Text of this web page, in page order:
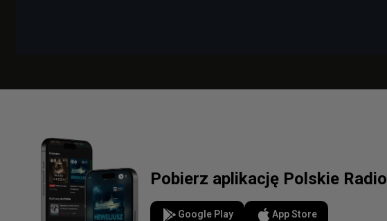
Pobierz aplikację Polskie Radio
Google Play App Store